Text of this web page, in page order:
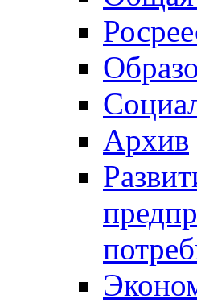
Архив